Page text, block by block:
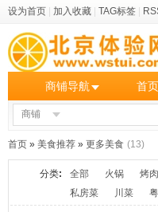
设为首页 加入收藏 TAG标签
商铺导航 首页
商铺
首页 » 美食推荐 » 更多美食 (13)
分类: 全部 火锅 烤肉
私房菜
川菜